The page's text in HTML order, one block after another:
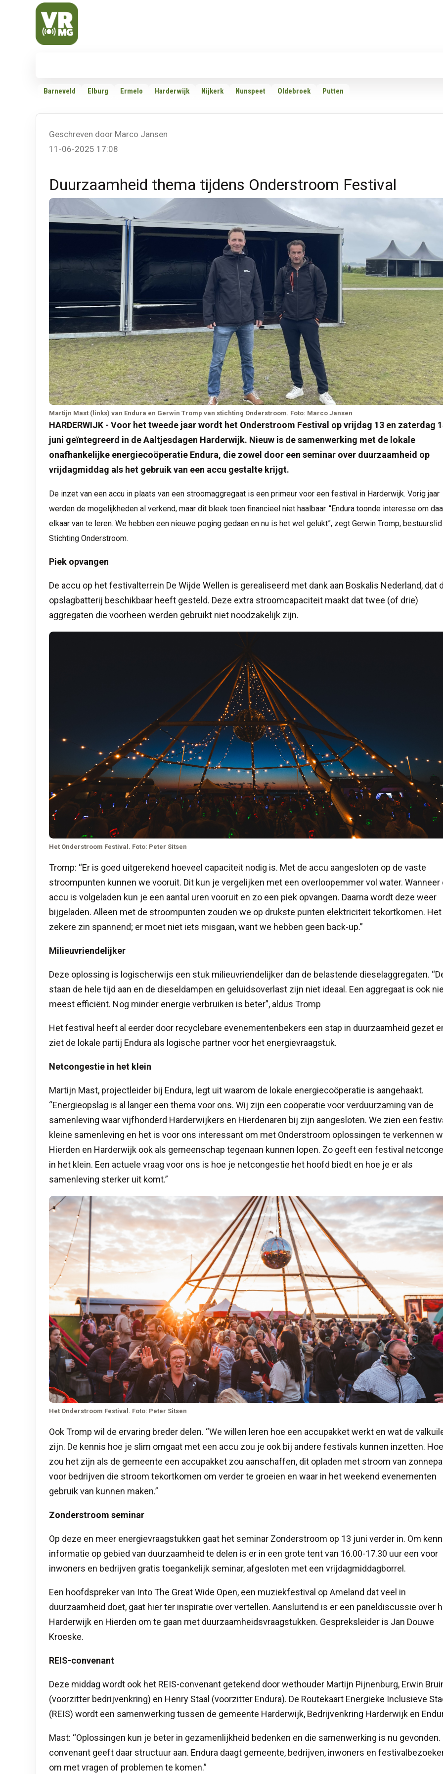
Veluwe Randmeer Mediagroep
VRMG, de omroep voor de Noord-West Veluwe
Barneveld Elburg Ermelo Harderwijk Nijkerk Nunspeet Oldebroek Putten
Geschreven door Marco Jansen
11-06-2025 17:08
Duurzaamheid thema tijdens Onderstroom Festival
Martijn Mast (links) van Endura en Gerwin Tromp van stichting Onderstroom. Foto: Marco Jansen
HARDERWIJK - Voor het tweede jaar wordt het Onderstroom Festival op vrijdag 13 en zaterdag
juni geïntegreerd in de Aaltjesdagen Harderwijk. Nieuw is de samenwerking met de lokale
onafhankelijke energiecoöperatie Endura, die zowel door een seminar over duurzaamheid op
vrijdagmiddag als het gebruik van een accu gestalte krijgt.
De inzet van een accu in plaats van een stroomaggregaat is een primeur voor een festival in Harderwijk. Vorig jaar
werden de mogelijkheden al verkend, maar dit bleek toen financieel niet haalbaar. “Endura toonde interesse om
elkaar van te leren. We hebben een nieuwe poging gedaan en nu is het wel gelukt”, zegt Gerwin Tromp,
Stichting Onderstroom.
Piek opvangen
De accu op het festivalterrein De Wijde Wellen is gerealiseerd met dank aan Boskalis Nederland, dat
opslagbatterij beschikbaar heeft gesteld. Deze extra stroomcapaciteit maakt dat twee (of drie)
aggregaten die voorheen werden gebruikt niet noodzakelijk zijn.
Het Onderstroom Festival. Foto: Peter Sitsen
Tromp: “Er is goed uitgerekend hoeveel capaciteit nodig is. Met de accu aangesloten op de vaste
stroompunten kunnen we vooruit. Dit kun je vergelijken met een overloopemmer vol water. Wanneer
accu is volgeladen kun je een aantal uren vooruit en zo een piek opvangen. Daarna wordt deze weer
bijgeladen. Alleen met de stroompunten zouden we op drukste punten elektriciteit tekortkomen.
zekere zin spannend; er moet niet iets misgaan, want we hebben geen back-up.”
Milieuvriendelijker
Deze oplossing is logischerwijs een stuk milieuvriendelijker dan de belastende dieselaggregaten.
staan de hele tijd aan en de dieseldampen en geluidsoverlast zijn niet ideaal. Een aggregaat is ook
meest efficiënt. Nog minder energie verbruiken is beter”, aldus Tromp
Het festival heeft al eerder door recyclebare evenementenbekers een stap in duurzaamheid gezet
ziet de lokale partij Endura als logische partner voor het energievraagstuk.
Netcongestie in het klein
Martijn Mast, projectleider bij Endura, legt uit waarom de lokale energiecoöperatie is aangehaakt.
“Energieopslag is al langer een thema voor ons. Wij zijn een coöperatie voor verduurzaming van de
samenleving waar vijfhonderd Harderwijkers en Hierdenaren bij zijn aangesloten. We zien een
kleine samenleving en het is voor ons interessant om met Onderstroom oplossingen te verkennen
Hierden en Harderwijk ook als gemeenschap tegenaan kunnen lopen. Zo geeft een festival
in het klein. Een actuele vraag voor ons is hoe je netcongestie het hoofd biedt en hoe je er als
samenleving sterker uit komt.”
Het Onderstroom Festival. Foto: Peter Sitsen
Ook Tromp wil de ervaring breder delen. “We willen leren hoe een accupakket werkt en wat de
zijn. De kennis hoe je slim omgaat met een accu zou je ook bij andere festivals kunnen inzetten.
zou het zijn als de gemeente een accupakket zou aanschaffen, dit opladen met stroom van
voor bedrijven die stroom tekortkomen om verder te groeien en waar in het weekend evenementen
gebruik van kunnen maken.”
Zonderstroom seminar
Op deze en meer energievraagstukken gaat het seminar Zonderstroom op 13 juni verder in. Om
informatie op gebied van duurzaamheid te delen is er in een grote tent van 16.00-17.30 uur een voor
inwoners en bedrijven gratis toegankelijk seminar, afgesloten met een vrijdagmiddagborrel.
Een hoofdspreker van Into The Great Wide Open, een muziekfestival op Ameland dat veel in
duurzaamheid doet, gaat hier ter inspiratie over vertellen. Aansluitend is er een paneldiscussie over
Harderwijk en Hierden om te gaan met duurzaamheidsvraagstukken. Gespreksleider is Jan Douwe
Kroeske.
REIS-convenant
Deze middag wordt ook het REIS-convenant getekend door wethouder Martijn Pijnenburg, Erwin
(voorzitter bedrijvenkring) en Henry Staal (voorzitter Endura). De Routekaart Energieke Inclusieve
(REIS) wordt een samenwerking tussen de gemeente Harderwijk, Bedrijvenkring Harderwijk en
Mast: “Oplossingen kun je beter in gezamenlijkheid bedenken en die samenwerking is nu gevonden.
convenant geeft daar structuur aan. Endura daagt gemeente, bedrijven, inwoners en
om met vragen of problemen te komen.”